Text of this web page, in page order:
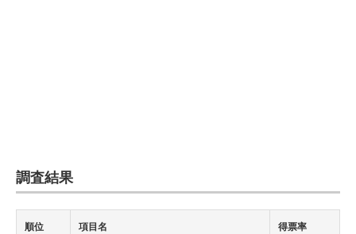
調査結果
順位 項目名 得票率